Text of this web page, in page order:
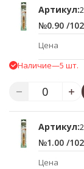
Артикул:
№0.90 /
Цена
Наличие—5 шт.
Артикул:
№1.00 /
Цена